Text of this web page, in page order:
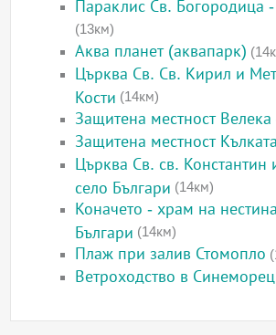
Параклис Св. Богородица
(13км)
Аква планет (аквапарк)
Църква Св. Св. Кирил и
Кости (14км)
Защитена местност Велека
Защитена местност Кълката
Църква Св. св. Константин
село Българи (14км)
Коначето - храм на
Българи (14км)
Плаж при залив Стомопло
Ветроходство в Синеморец